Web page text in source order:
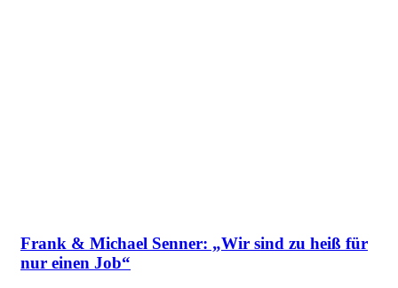
Frank & Michael Senner: „Wir sind zu heiß für
nur einen Job“